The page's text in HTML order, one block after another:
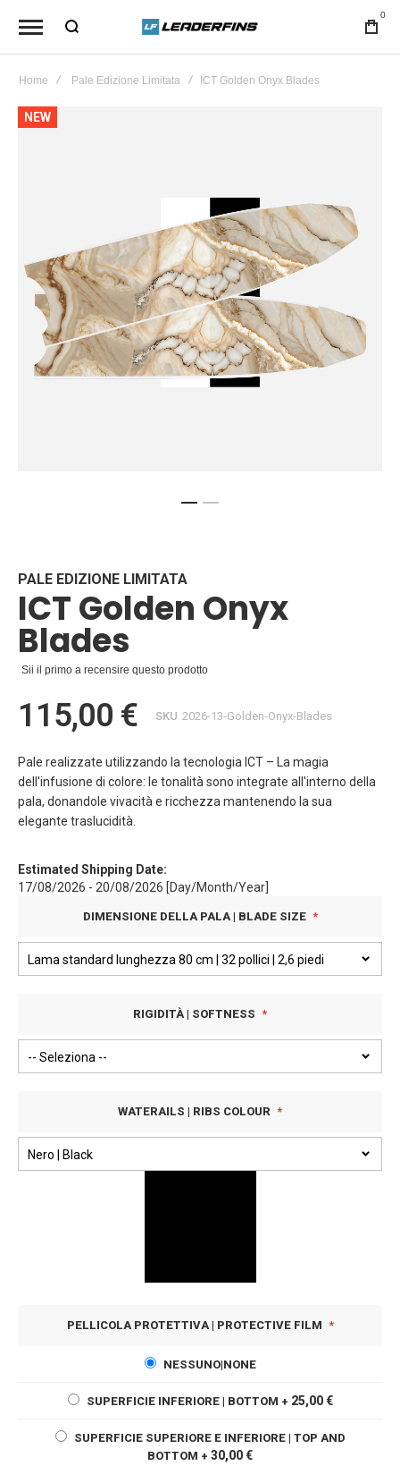
0
Home Pale Edizione Limitata ICT Golden Onyx Blades
Vai
alla
galleria
di
immagini
NEW
PALE EDIZIONE LIMITATA
ICT Golden Onyx
Blades
Sii il primo a recensire questo prodotto
115,00 € SKU 2026-13-Golden-Onyx-Blades
Pale realizzate utilizzando la tecnologia ICT – La magia
dell'infusione di colore: le tonalità sono integrate all'interno della
pala, donandole vivacità e ricchezza mantenendo la sua
elegante traslucidità.
Estimated Shipping Date:
17/08/2026 - 20/08/2026 [Day/Month/Year]
DIMENSIONE DELLA PALA | BLADE SIZE
RIGIDITÀ | SOFTNESS
WATERAILS | RIBS COLOUR
PELLICOLA PROTETTIVA | PROTECTIVE FILM
NESSUNO|NONE
SUPERFICIE INFERIORE | BOTTOM + 25,00 €
SUPERFICIE SUPERIORE E INFERIORE | TOP AND
BOTTOM + 30,00 €